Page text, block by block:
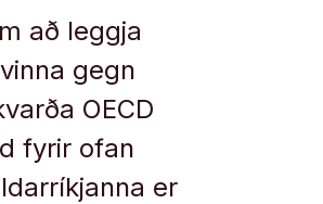
að leggja
gegn
OECD
fyrir ofan
er